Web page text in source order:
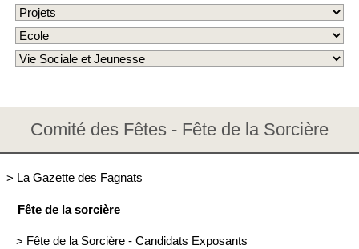
Comité des Fêtes - Fête de la Sorcière
> La Gazette des Fagnats
Fête de la sorcière
> Fête de la Sorcière - Candidats Exposants